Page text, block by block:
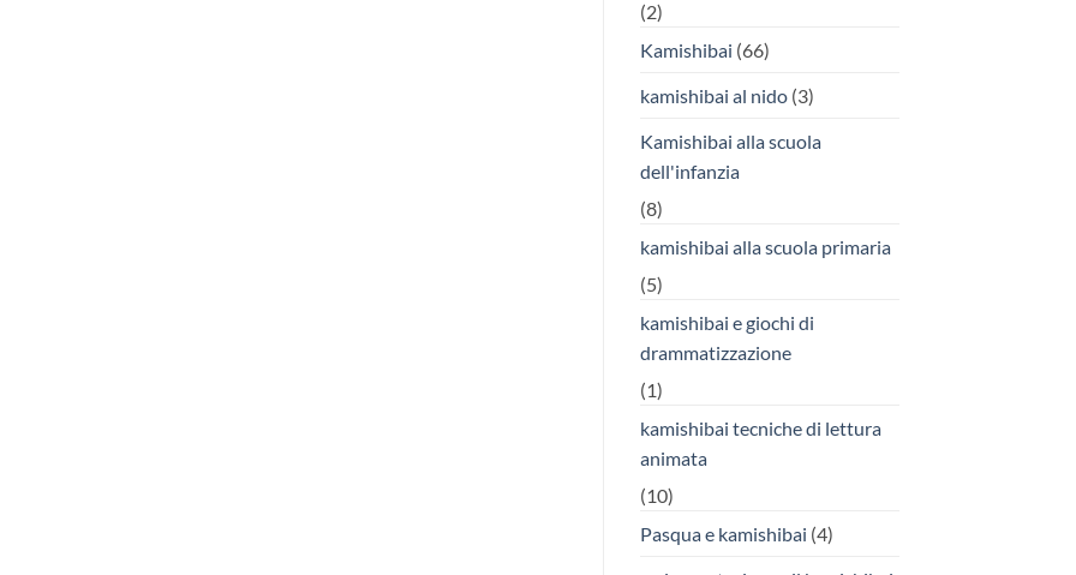
(2)
Kamishibai (66)
kamishibai al nido(3)
Kamishibai alla scuola
dell'infanzia
(8)
kamishibai alla scuola primaria
(5)
kamishibai e giochi di
drammatizzazione
(1)
kamishibai tecniche di lettura
animata
(10)
Pasqua e kamishibai (4)